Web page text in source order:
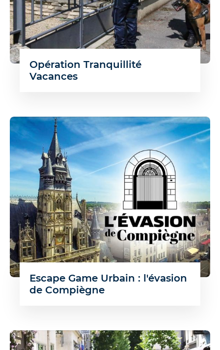
Opération Tranquillité
Vacances
Escape Game Urbain : l'évasion
de Compiègne